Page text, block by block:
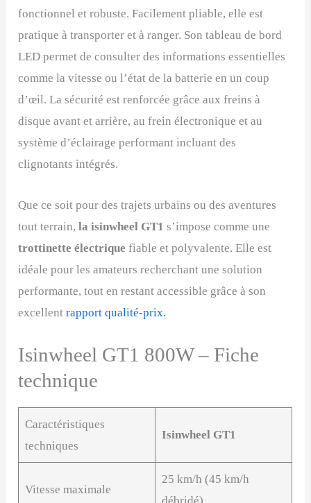
fonctionnel et robuste. Facilement pliable, elle est
pratique à transporter et à ranger. Son tableau de bord
LED permet de consulter des informations essentielles
comme la vitesse ou l’état de la batterie en un coup
d’œil. La sécurité est renforcée grâce aux freins à
disque avant et arrière, au frein électronique et au
système d’éclairage performant incluant des
clignotants intégrés.
Que ce soit pour des trajets urbains ou des aventures
tout terrain,la isinwheel GT1 s’impose comme une
trottinette électrique fiable et polyvalente. Elle est
idéale pour les amateurs recherchant une solution
performante, tout en restant accessible grâce à son
excellentrapport qualité-prix.
Isinwheel GT1 800W – Fiche
technique
Caractéristiques
techniques
Isinwheel GT1
Vitesse maximale
25 km/h (45 km/h